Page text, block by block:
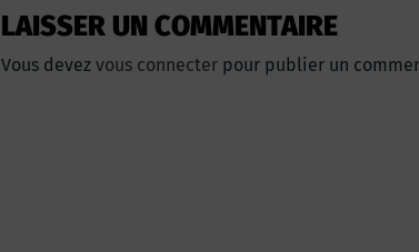
LAISSER UN COMMENTAIRE
Vous devez vous connecter pour publier un